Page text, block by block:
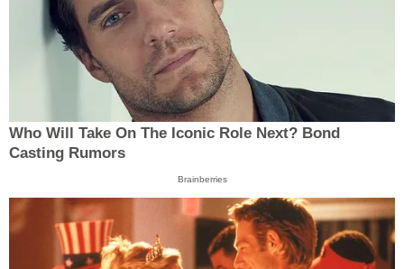
Who Will Take On The Iconic Role Next? Bond
Casting Rumors
Brainberries